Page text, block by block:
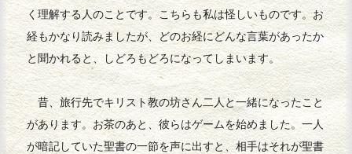
く理解する人のことです。こちらも私は怪しいものです。お
経もかなり読みましたが、どのお経にどんな言葉があったか
と聞かれると、しどろもどろになってしまいます。
昔、旅行先でキリスト教の坊さん二人と一緒になったこと
があります。お茶のあと、彼らはゲームを始めました。一人
が暗記していた聖書の一節を声に出すと、相手はそれが聖書